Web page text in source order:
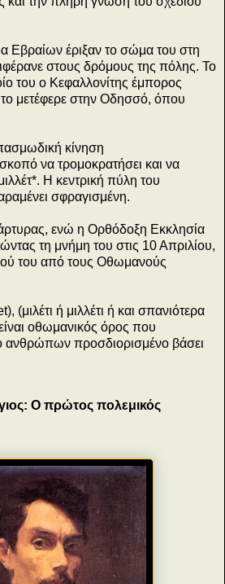
Εβραίων έριξαν το σώμα του στη
στους δρόμους της πόλης. Το
του ο Κεφαλλονίτης έμπορος
μετέφερε στην Οδησσό, όπου
κίνηση
να τρομοκρατήσει και να
Η κεντρική πύλη του
σφραγισμένη.
ενώ η Ορθόδοξη Εκκλησία
τη μνήμη του στις 10 Απριλίου,
του από τους Οθωμανούς
(μιλέτι ή μιλλέτι ή και σπανιότερα
είναι οθωμανικός όρος που
ανθρώπων προσδιορισμένο βάσει
Ο πρώτος πολεμικός